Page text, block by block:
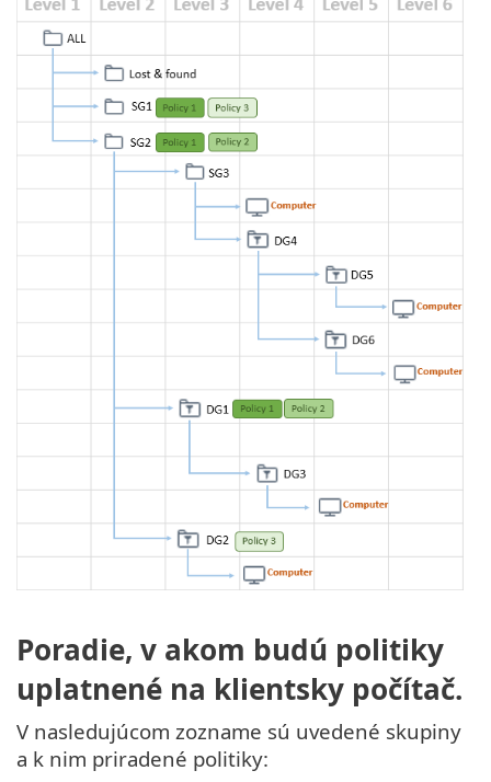
Poradie, v akom budú politiky
uplatnené na klientsky počítač.
V nasledujúcom zozname sú uvedené skupiny
a k nim priradené politiky: